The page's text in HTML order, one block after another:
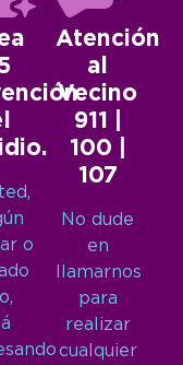
o
Atención
al
Vecino
911 |
100 |
107
No dude
en
llamarnos
para
realizar
cualquier